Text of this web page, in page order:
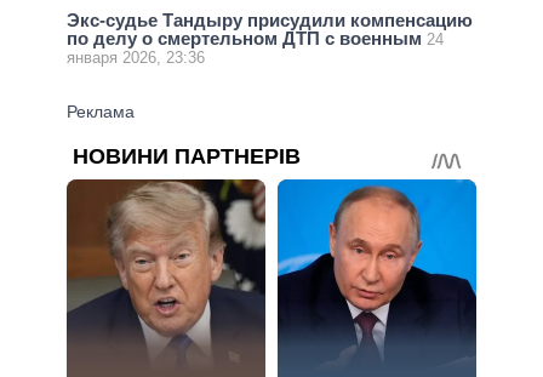
Экс-судье Тандыру присудили компенсацию
по делу о смертельном ДТП с военным 24
января 2026, 23:36